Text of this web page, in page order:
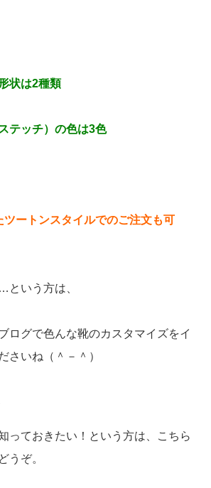
状は2種類
テッチ）の色は3色
ツートンスタイルでのご注文も可
という方は、
ログで色んな靴のカスタマイズをイ
さいね（＾－＾）
っておきたい！という方は、こちら
うぞ。